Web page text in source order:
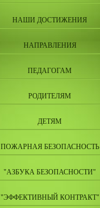
НАШИ ДОСТИЖЕНИЯ
НАПРАВЛЕНИЯ
ПЕДАГОГАМ
РОДИТЕЛЯМ
ДЕТЯМ
ПОЖАРНАЯ БЕЗОПАСНОСТЬ
"АЗБУКА БЕЗОПАСНОСТИ"
"ЭФФЕКТИВНЫЙ КОНТРАКТ"